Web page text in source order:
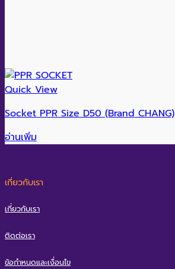
Quick View
Socket PPR Size D50 (Brand CHANG)
อ่านเพิ่ม
เกี่ยวกับเรา
เกี่ยวกับเรา
ติดต่อเรา
ข้อกำหนดและเงื่อนไข